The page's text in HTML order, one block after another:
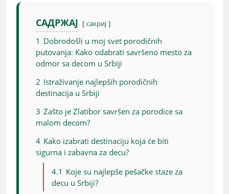
САДРЖАЈ сакриј
1 Dobrodošli u moj svet porodičnih
putovanja: Kako odabrati savršeno mesto za
odmor sa decom u Srbiji
2 Istraživanje najlepših porodičnih
destinacija u Srbiji
3 Zašto je Zlatibor savršen za porodice sa
malom decom?
4 Kako izabrati destinaciju koja će biti
sigurna i zabavna za decu?
4.1 Koje su najlepše pešačke staze za
decu u Srbiji?